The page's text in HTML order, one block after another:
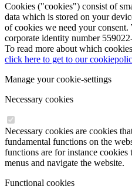
Cookies ("cookies") consist of
data which is stored on your
of cookies we need your
corporate identity number
To read more about which
click here to get to our
Manage your cookie-settings
Necessary cookies
Necessary cookies are cookies
fundamental functions on the
functions are for instance cookies
menus and navigate the website.
Functional cookies